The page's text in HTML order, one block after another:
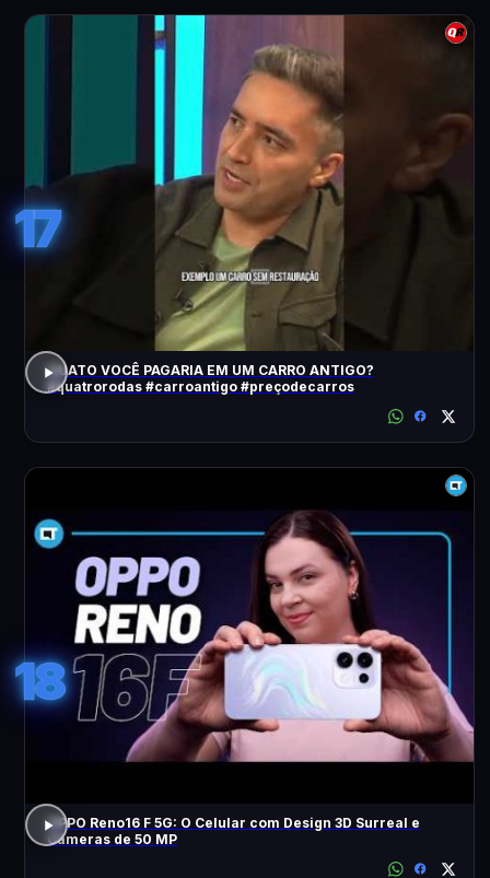
17
QUATO VOCÊ PAGARIA EM UM CARRO ANTIGO?
#quatrorodas #carroantigo #preçodecarros
18
OPPO Reno16 F 5G: O Celular com Design 3D Surreal e
Câmeras de 50 MP